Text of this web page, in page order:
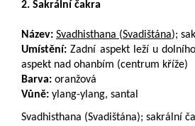
2. Sakrální čakra
Název: Svadhisthana (Svadištána);
Umístění: Zadní aspekt leží u
aspekt nad ohanbím (centrum kříže)
Barva: oranžová
Vůně: ylang-ylang, santal
Svadhisthana (Svadištána); sakrální